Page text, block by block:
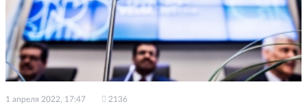
1 апреля 2022, 17:47 2136